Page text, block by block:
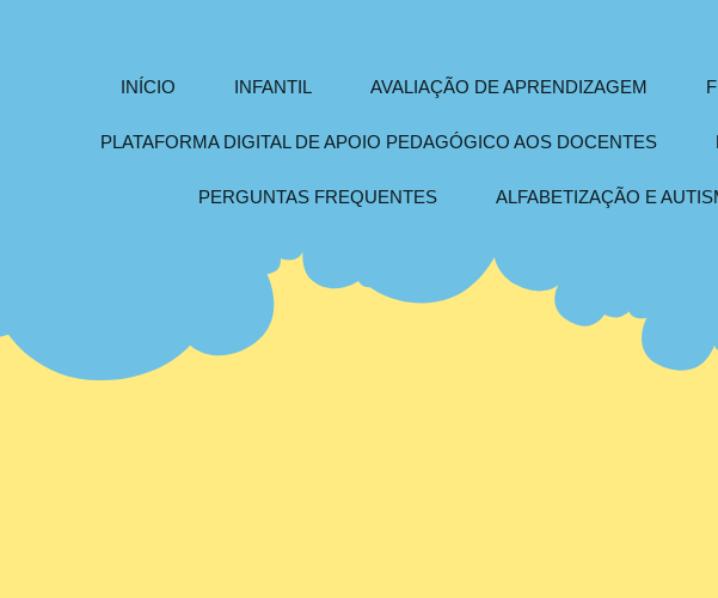
INÍCIO INFANTIL AVALIAÇÃO DE APRENDIZAGEM
PLATAFORMA DIGITAL DE APOIO PEDAGÓGICO AOS DOCENTES
PERGUNTAS FREQUENTES ALFABETIZAÇÃO E